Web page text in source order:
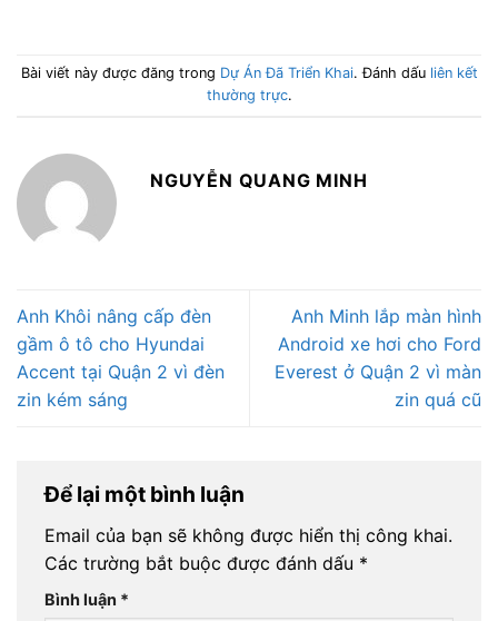
Bài viết này được đăng trong Dự Án Đã Triển Khai. Đánh dấu liên kết
thường trực.
NGUYỄN QUANG MINH
Anh Khôi nâng cấp đèn
gầm ô tô cho Hyundai
Accent tại Quận 2 vì đèn
zin kém sáng
Anh Minh lắp màn hình
Android xe hơi cho Ford
Everest ở Quận 2 vì màn
zin quá cũ
Để lại một bình luận
Email của bạn sẽ không được hiển thị công khai.
Các trường bắt buộc được đánh dấu *
Bình luận *